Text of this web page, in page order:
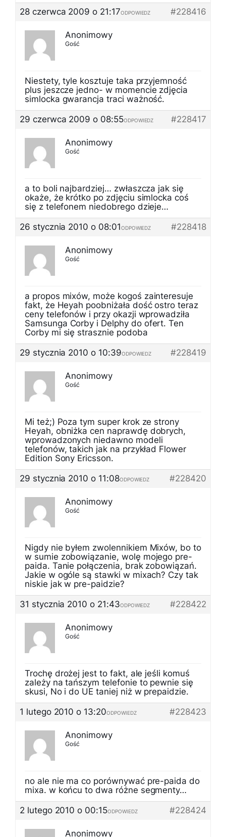
28 czerwca 2009 o 21:17
#228416
ODPOWIEDZ
Anonimowy
Gość
Niestety, tyle kosztuje taka przyjemność
plus jeszcze jedno- w momencie zdjęcia
simlocka gwarancja traci ważność.
29 czerwca 2009 o 08:55
#228417
ODPOWIEDZ
Anonimowy
Gość
a to boli najbardziej… zwłaszcza jak się
okaże, że krótko po zdjęciu simlocka coś
się z telefonem niedobrego dzieje…
26 stycznia 2010 o 08:01
#228418
ODPOWIEDZ
Anonimowy
Gość
a propos mixów, może kogoś zainteresuje
fakt, że Heyah poobniżała dość ostro teraz
ceny telefonów i przy okazji wprowadziła
Samsunga Corby i Delphy do ofert. Ten
Corby mi się strasznie podoba
29 stycznia 2010 o 10:39
#228419
ODPOWIEDZ
Anonimowy
Gość
Mi też;) Poza tym super krok ze strony
Heyah, obniżka cen naprawdę dobrych,
wprowadzonych niedawno modeli
telefonów, takich jak na przykład Flower
Edition Sony Ericsson.
29 stycznia 2010 o 11:08
#228420
ODPOWIEDZ
Anonimowy
Gość
Nigdy nie byłem zwolennikiem Mixów, bo to
w sumie zobowiązanie, wolę mojego pre-
paida. Tanie połączenia, brak zobowiązań.
Jakie w ogóle są stawki w mixach? Czy tak
niskie jak w pre-paidzie?
31 stycznia 2010 o 21:43
#228422
ODPOWIEDZ
Anonimowy
Gość
Trochę drożej jest to fakt, ale jeśli komuś
zależy na tańszym telefonie to pewnie się
skusi, No i do UE taniej niż w prepaidzie.
1 lutego 2010 o 13:20
#228423
ODPOWIEDZ
Anonimowy
Gość
no ale nie ma co porównywać pre-paida do
mixa. w końcu to dwa różne segmenty…
2 lutego 2010 o 00:15
#228424
ODPOWIEDZ
Anonimowy